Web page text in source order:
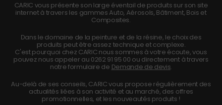
CARIC vous présente son large éventail de produits sur son site
internet à travers les gammes Auto, Aérosols, Bâtiment, Bois et
Composites.
Dans le domaine de la peinture et de la résine, le choix des
produits peut être assez technique et complexe.
C'est pourquoi chez CARIC nous sommes à votre écoute, vous
pouvez nous appeler au 0262 91 95 00 ou directement à travers
notre formulaire de Demande de devis.
Au-delà de ses conseils, CARIC vous propose régulièrement des
actualités liées à son activité et au marché, des offres
promotionnelles, et les nouveautés produits !